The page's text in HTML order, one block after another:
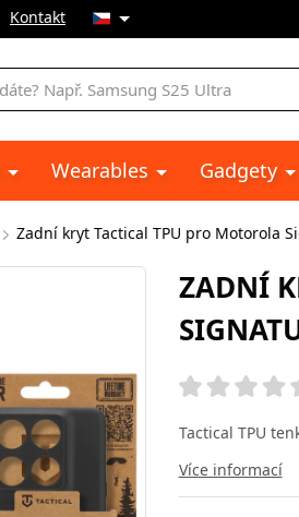
Kontakt
Wearables Gadgety
Zadní kryt Tactical TPU pro Motorola
ZADNÍ
Tactical TPU
Více informací